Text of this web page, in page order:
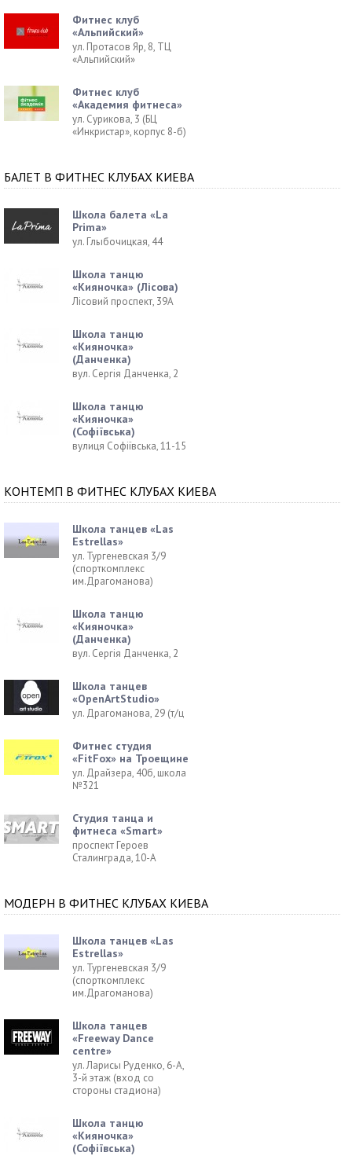
Фитнес клуб
«Альпийский»
ул. Протасов Яр, 8, ТЦ
«Альпийский»
Фитнес клуб
«Академия фитнеса»
ул. Сурикова, 3 (БЦ
«Инкристар», корпус 8-б)
БАЛЕТ В ФИТНЕС КЛУБАХ КИЕВА
Школа балета «La
Prima»
ул. Глыбочицкая, 44
Школа танцю
«Кияночка» (Лісова)
Лісовий проспект, 39А
Школа танцю
«Кияночка»
(Данченка)
вул. Сергія Данченка, 2
Школа танцю
«Кияночка»
(Софіївська)
вулиця Софіївська, 11-15
КОНТЕМП В ФИТНЕС КЛУБАХ КИЕВА
Школа танцев «Las
Estrellas»
ул. Тургеневская 3/9
(спорткомплекс
им.Драгоманова)
Школа танцю
«Кияночка»
(Данченка)
вул. Сергія Данченка, 2
Школа танцев
«OpenArtStudio»
ул. Драгоманова, 29 (т/ц
Фитнес студия
«FitFox» на Троещине
ул. Драйзера, 40б, школа
№321
Студия танца и
фитнеса «Smart»
проспект Героев
Сталинграда, 10-А
МОДЕРН В ФИТНЕС КЛУБАХ КИЕВА
Школа танцев «Las
Estrellas»
ул. Тургеневская 3/9
(спорткомплекс
им.Драгоманова)
Школа танцев
«Freeway Dance
centre»
ул. Ларисы Руденко, 6-А,
3-й этаж (вход со
стороны стадиона)
Школа танцю
«Кияночка»
(Софіївська)